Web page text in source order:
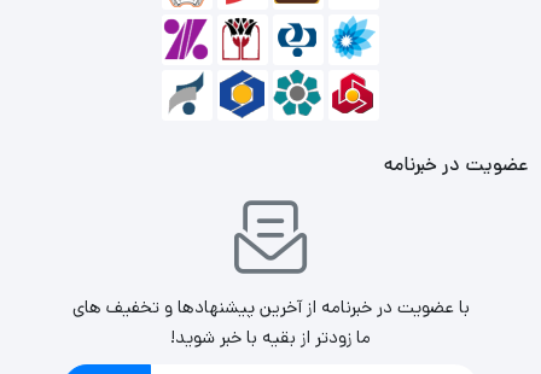
عضویت در خبرنامه
با عضویت در خبرنامه از آخرین پیشنهادها و تخفیف های
ما زودتر از بقیه با خبر شوید!